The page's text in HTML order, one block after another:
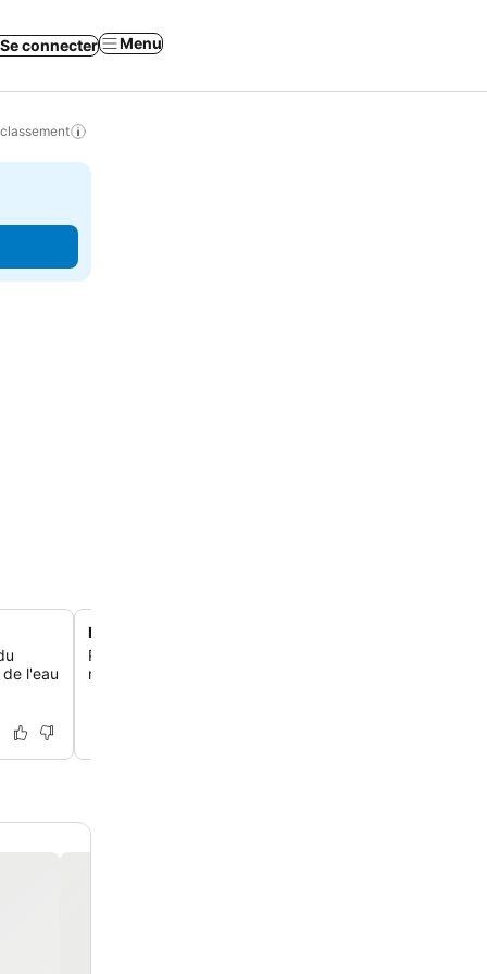
Se connecter Menu
l'eau
La suite Bodensee spacieuse et moderne
Profite du luxe de la suite Bodensee de 80 m², dotée
neuf de haute qualité et d'un design vraiment haut de